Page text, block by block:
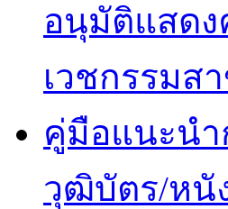
อนุมัติแสด
เวชกรรมส
คู่มือแนะนำ
วุฒิบัตร/หนั